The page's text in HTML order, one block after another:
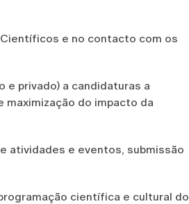
Científicos e no contacto com os
e privado) a candidaturas a
do impacto da
atividades e eventos, submissão
científica e cultural do